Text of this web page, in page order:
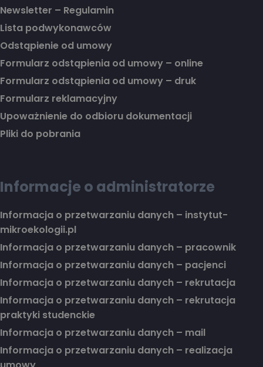
Newsletter – Regulamin
Lista podwykonawców
Odstąpienie od umowy
Formularz odstąpienia od umowy – online
Formularz odstąpienia od umowy – druk
Formularz reklamacyjny
Upoważnienie do odbioru dokumentacji
Pliki do pobrania
Informacje o administratorze
Informacja o przetwarzaniu danych – instytut-
mikroekologii.pl
Informacja o przetwarzaniu danych – pracownik
Informacja o przetwarzaniu danych – pacjenci
Informacja o przetwarzaniu danych – rekrutacja
Informacja o przetwarzaniu danych – rekrutacja
praktyki studenckie
Informacja o przetwarzaniu danych – mail
Informacja o przetwarzaniu danych – realizacja